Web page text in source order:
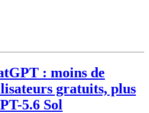
: moins de
gratuits, plus
5.6 Sol